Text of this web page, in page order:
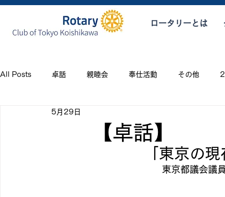
ロータリーとは
All Posts 卓話 親睦会 奉仕活動 その他
2021年度
【卓話】
5月29日
「東京の
東京都議会議員　議長